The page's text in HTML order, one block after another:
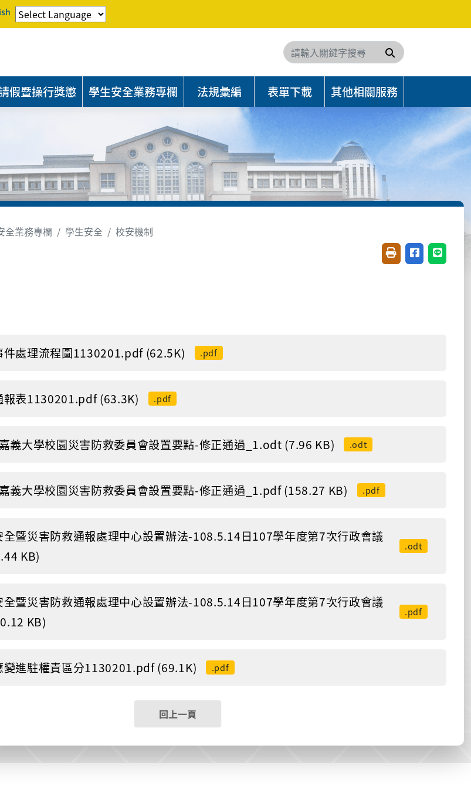
搜尋
假暨操行獎懲 學生安全業務專欄 法規彙編 表單下載 其他相關服務
全業務專欄 學生安全 校安機制
友善列印(開新視窗)
分享至臉書(
分享至
件處理流程圖1130201.pdf (62.5K) .pdf
報表1130201.pdf (63.3K) .pdf
義大學校園災害防救委員會設置要點-修正通過_1.odt (7.96 KB) .odt
義大學校園災害防救委員會設置要點-修正通過_1.pdf (158.27 KB) .pdf
全暨災害防救通報處理中心設置辦法-108.5.14日107學年度第7次行政會議
KB)
.odt
全暨災害防救通報處理中心設置辦法-108.5.14日107學年度第7次行政會議
KB)
.pdf
變進駐權責區分1130201.pdf (69.1K) .pdf
回上一頁